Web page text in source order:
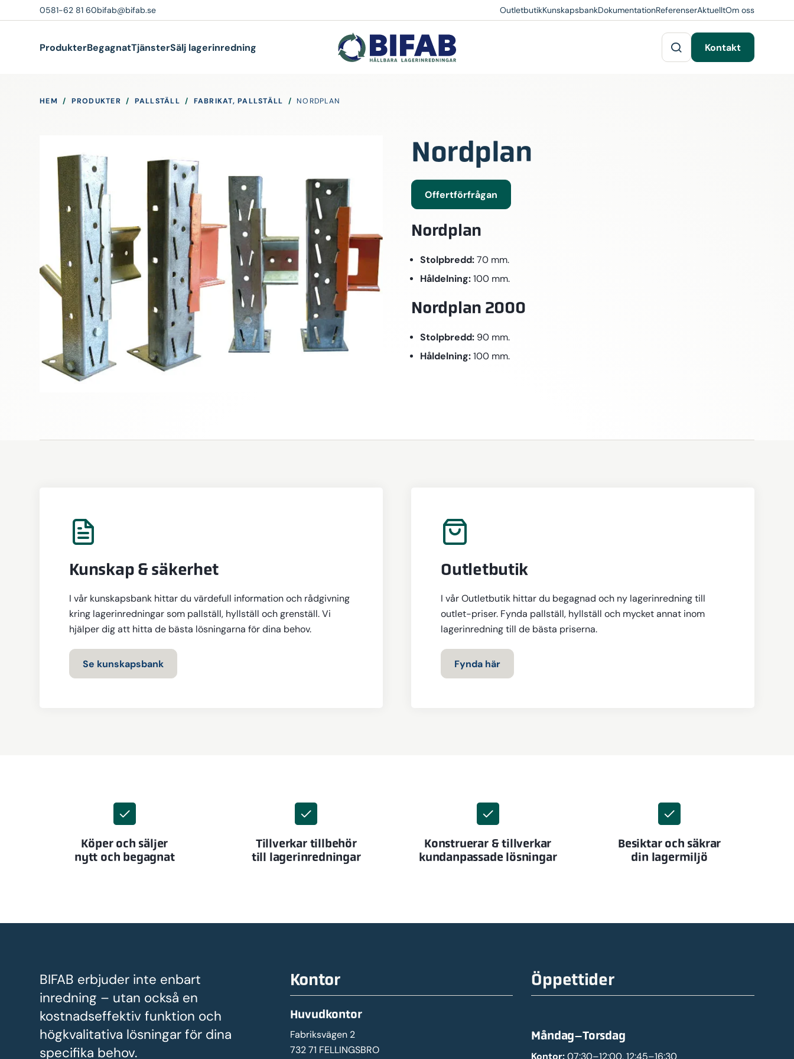
0581-62 81 60bifab@bifab.se OutletbutikKunskapsbankDokumentationReferenserAktuelltOm oss
ProdukterBegagnatTjänsterSälj lagerinredning Kontakt
HEM / PRODUKTER / PALLSTÄLL / FABRIKAT, PALLSTÄLL / NORDPLAN
Nordplan
Offertförfrågan
Nordplan
Stolpbredd: 70 mm.
Håldelning: 100 mm.
Nordplan 2000
Stolpbredd: 90 mm.
Håldelning: 100 mm.
Kunskap & säkerhet
I vår kunskapsbank hittar du värdefull information och rådgivning
kring lagerinredningar som pallställ, hyllställ och grenställ. Vi
hjälper dig att hitta de bästa lösningarna för dina behov.
Se kunskapsbank
Outletbutik
I vår Outletbutik hittar du begagnad och ny lagerinredning till
outlet-priser. Fynda pallställ, hyllställ och mycket annat inom
lagerinredning till de bästa priserna.
Fynda här
Köper och säljer
nytt och begagnat
Tillverkar tillbehör
till lagerinredningar
Konstruerar & tillverkar
kundanpassade lösningar
Besiktar och säkrar
din lagermiljö
BIFAB erbjuder inte enbart
inredning – utan också en
kostnadseffektiv funktion och
högkvalitativa lösningar för dina
specifika behov.
Kontor
Huvudkontor
Fabriksvägen 2
732 71 FELLINGSBRO
Öppettider
Måndag–Torsdag
Kontor: 07:30–12:00, 12:45–16:30